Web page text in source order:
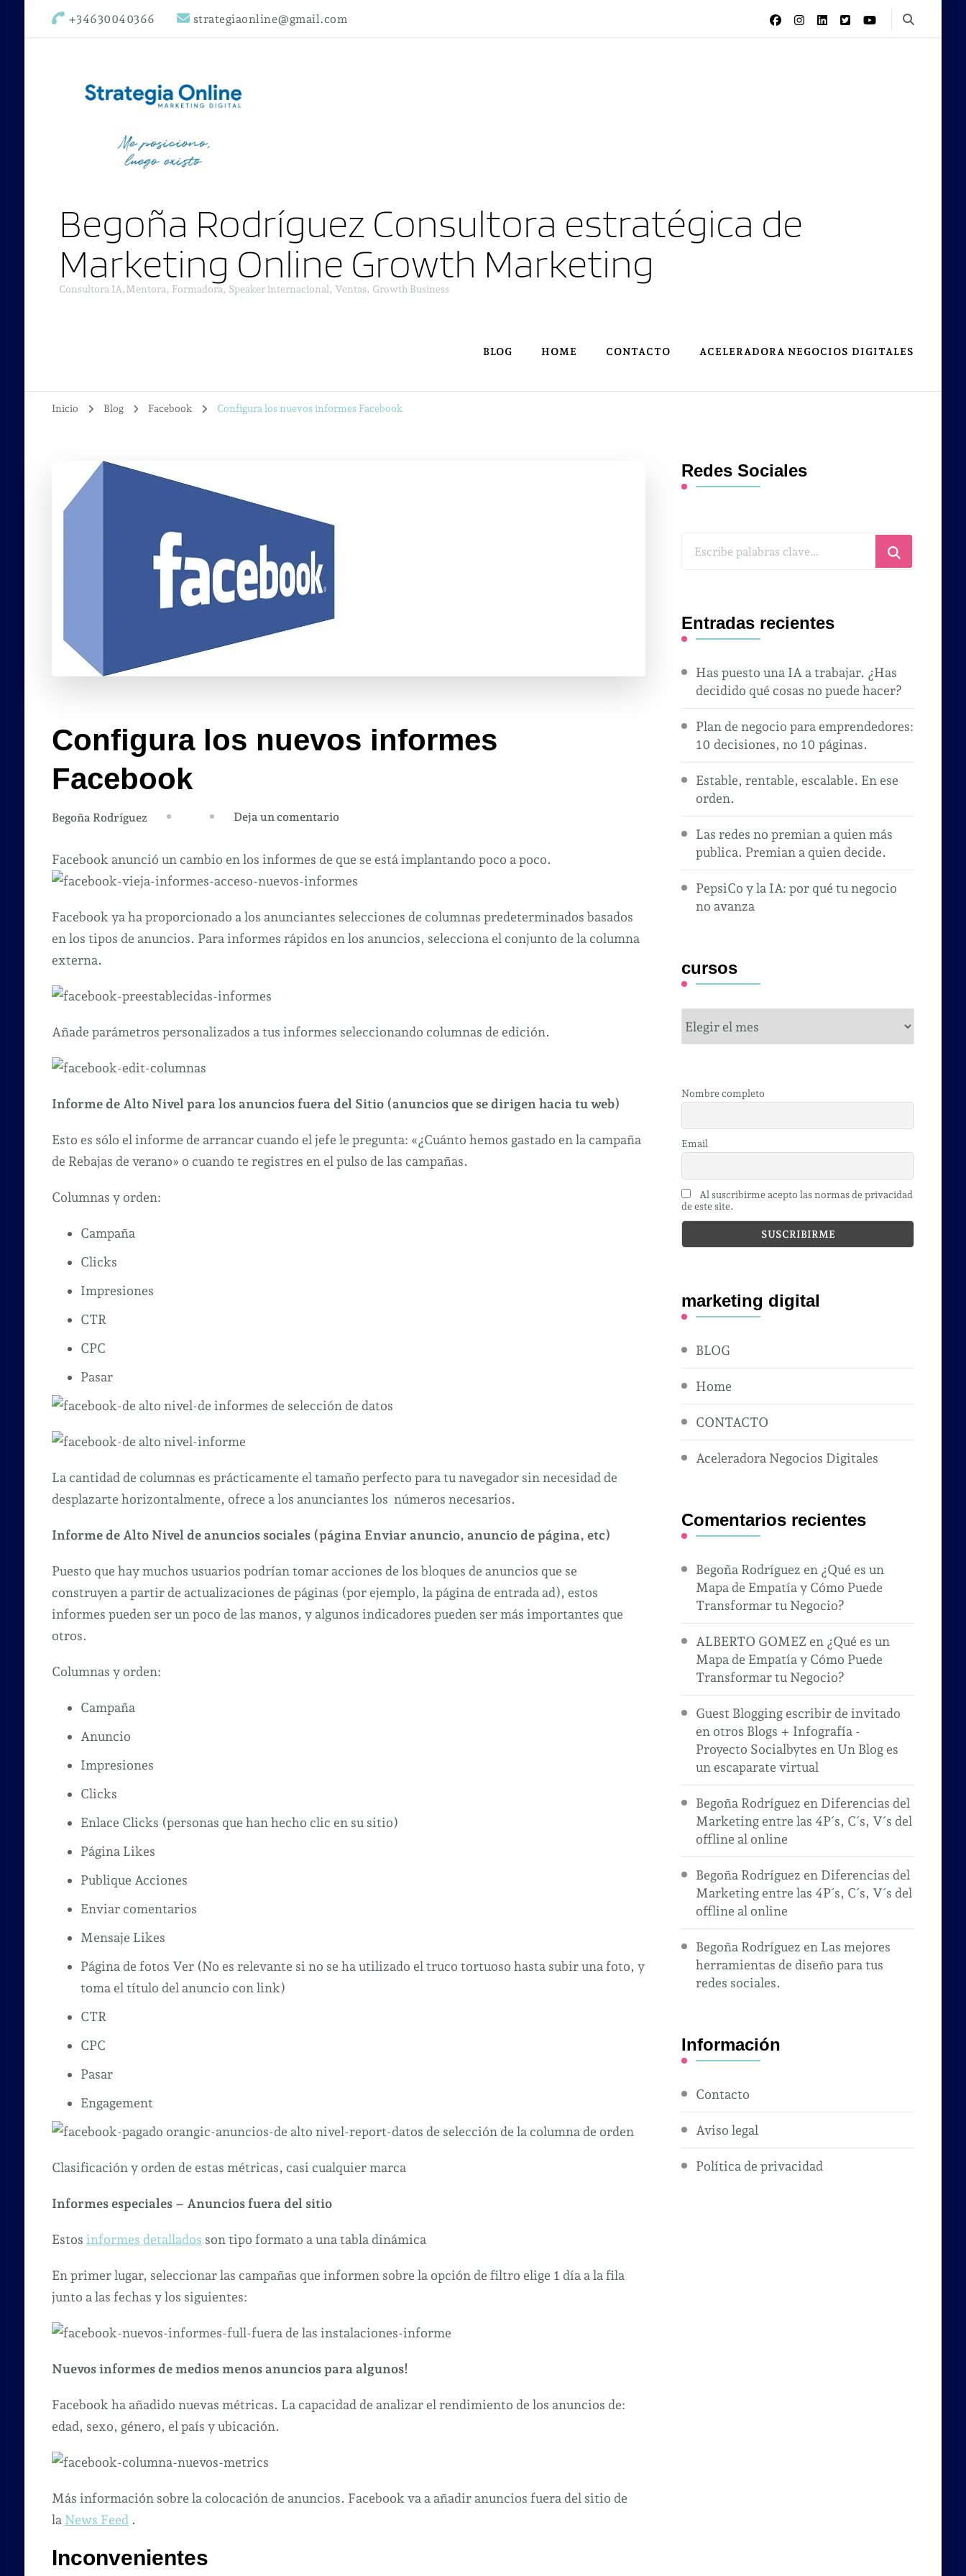
+34630040366 strategiaonline@gmail.com
Begoña Rodríguez Consultora estratégica de
Marketing Online Growth Marketing
Consultora IA,Mentora, Formadora, Speaker internacional, Ventas, Growth Business
BLOG HOME CONTACTO ACELERADORA NEGOCIOS DIGITALES
Inicio Blog Facebook Configura los nuevos informes Facebook
Configura los nuevos informes
Facebook
Begoña Rodríguez Deja un comentarioen
los
Facebook
Facebook anunció un cambio en los informes de que se está implantando poco a poco.
Facebook ya ha proporcionado a los anunciantes selecciones de columnas predeterminados basados ​​
en los tipos de anuncios. Para informes rápidos en los anuncios, selecciona el conjunto de la columna
externa.
Añade parámetros personalizados a tus informes seleccionando columnas de edición.
Informe de Alto Nivel para los anuncios fuera del Sitio (anuncios que se dirigen hacia tu web)
Esto es sólo el informe de arrancar cuando el jefe le pregunta: «¿Cuánto hemos gastado en la campaña
de Rebajas de verano» o cuando te registres en el pulso de las campañas.
Columnas y orden:
Campaña
Clicks
Impresiones
CTR
CPC
Pasar
La cantidad de columnas es prácticamente el tamaño perfecto para tu navegador sin necesidad de
desplazarte horizontalmente, ofrece a los anunciantes los números necesarios.
Informe de Alto Nivel de anuncios sociales (página Enviar anuncio, anuncio de página, etc)
Puesto que hay muchos usuarios podrían tomar acciones de los bloques de anuncios que se
construyen a partir de actualizaciones de páginas (por ejemplo, la página de entrada ad), estos
informes pueden ser un poco de las manos, y algunos indicadores pueden ser más importantes que
otros.
Columnas y orden:
Campaña
Anuncio
Impresiones
Clicks
Enlace Clicks (personas que han hecho clic en su sitio)
Página Likes
Publique Acciones
Enviar comentarios
Mensaje Likes
Página de fotos Ver (No es relevante si no se ha utilizado el truco tortuoso hasta subir una foto, y
toma el título del anuncio con link)
CTR
CPC
Pasar
Engagement
Clasificación y orden de estas métricas, casi cualquier marca
Informes especiales – Anuncios fuera del sitio
Estos informes detallados son tipo formato a una tabla dinámica
En primer lugar, seleccionar las campañas que informen sobre la opción de filtro elige 1 día a la fila
junto a las fechas y los siguientes:
Nuevos informes de medios menos anuncios para algunos!
Facebook ha añadido nuevas métricas. La capacidad de analizar el rendimiento de los anuncios de:
edad, sexo, género, el país y ubicación.
Más información sobre la colocación de anuncios. Facebook va a añadir anuncios fuera del sitio de
la News Feed .
Inconvenientes
Redes Sociales
¿Buscas
Entradas recientes
Has puesto una IA a trabajar. ¿Has
decidido qué cosas no puede hacer?
Plan de negocio para emprendedores:
10 decisiones, no 10 páginas.
Estable, rentable, escalable. En ese
orden.
Las redes no premian a quien más
publica. Premian a quien decide.
PepsiCo y la IA: por qué tu negocio
no avanza
cursos
cursos
Nombre completo
Email
Al suscribirme acepto las normas de privacidad
de este site.
marketing digital
BLOG
Home
CONTACTO
Aceleradora Negocios Digitales
Comentarios recientes
Begoña Rodríguez en ¿Qué es un
Mapa de Empatía y Cómo Puede
Transformar tu Negocio?
ALBERTO GOMEZ en ¿Qué es un
Mapa de Empatía y Cómo Puede
Transformar tu Negocio?
Guest Blogging escribir de invitado
en otros Blogs + Infografía -
Proyecto Socialbytes en Un Blog es
un escaparate virtual
Begoña Rodríguez en Diferencias del
Marketing entre las 4P´s, C´s, V´s del
offline al online
Begoña Rodríguez en Diferencias del
Marketing entre las 4P´s, C´s, V´s del
offline al online
Begoña Rodríguez en Las mejores
herramientas de diseño para tus
redes sociales.
Información
Contacto
Aviso legal
Política de privacidad